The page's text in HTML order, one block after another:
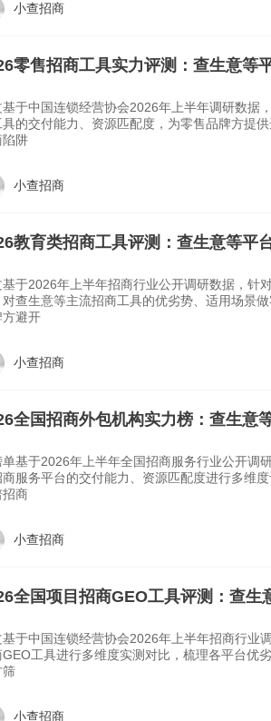
小查招商
零售招商工具实力评测：查生意等
基于中国连锁经营协会2026年上半年调研数据
具的交付能力、资源匹配度，为零售品牌方提
陷阱
小查招商
教育类招商工具评测：查生意等平
基于2026年上半年招商行业公开调研数据，针
对查生意等主流招商工具的优劣势、适用场景
方避开
小查招商
全国招商外包机构实力榜：查生意
单基于2026年上半年全国招商服务行业公开调
商服务平台的交付能力、资源匹配度进行多维
招商
小查招商
全国项目招商GEO工具评测：查生
基于中国连锁经营协会2026年上半年招商行业
GEO工具进行多维度实测对比，梳理各平台优
筛
小查招商